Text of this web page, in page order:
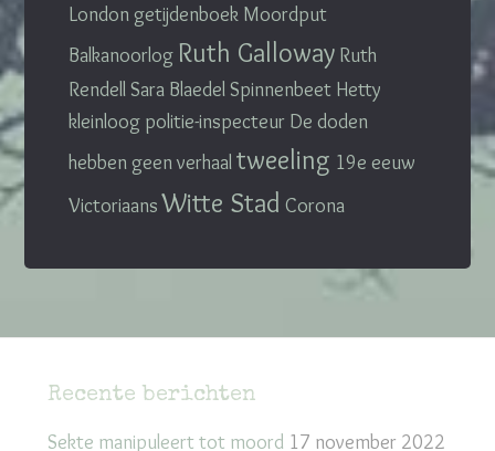
Londongetijdenboek Moordput
Balkanoorlog Ruth Galloway Ruth
RendellSara BlaedelSpinnenbeet Hetty
kleinloog politie-inspecteur De doden
hebben geen verhaaltweeling 19e eeuw
Victoriaans Witte Stad Corona
Recente berichten
Sekte manipuleert tot moord 17 november 2022